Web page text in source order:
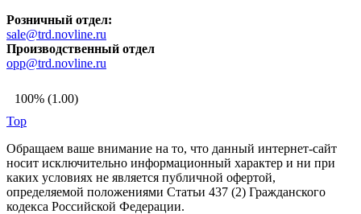
Розничный отдел:
sale@trd.novline.ru
Производственный отдел
opp@trd.novline.ru
100% (1.00)
Top
Обращаем ваше внимание на то, что данный интернет-сайт
носит исключительно информационный характер и ни при
каких условиях не является публичной офертой,
определяемой положениями Статьи 437 (2) Гражданского
кодекса Российской Федерации.